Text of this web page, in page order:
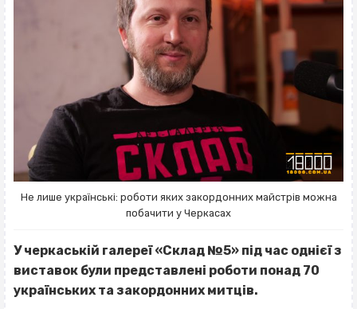
Не лише українські: роботи яких закордонних майстрів можна
побачити у Черкасах
У черкаській галереї «Склад №5» під час однієї з
виставок були представлені роботи понад 70
українських та закордонних митців.